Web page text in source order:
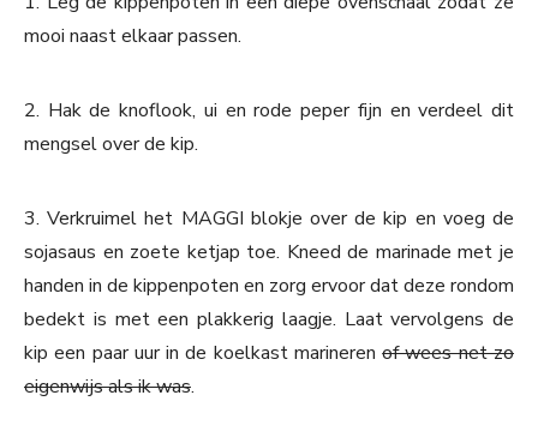
mooi naast elkaar passen.
2. Hak de knoflook, ui en rode peper fijn en verdeel dit
mengsel over de kip.
3. Verkruimel het MAGGI blokje over de kip en voeg de
sojasaus en zoete ketjap toe. Kneed de marinade met je
handen in de kippenpoten en zorg ervoor dat deze rondom
bedekt is met een plakkerig laagje. Laat vervolgens de
kip een paar uur in de koelkast marinerenof wees net zo
eigenwijs als ik was.